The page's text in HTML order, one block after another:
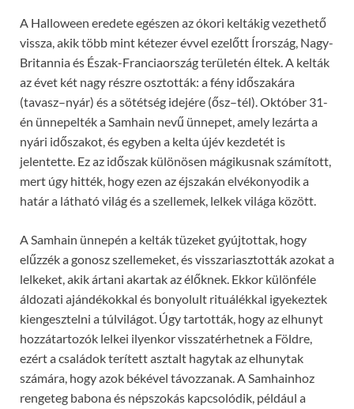
A Halloween eredete egészen az ókori keltákig vezethető
vissza, akik több mint kétezer évvel ezelőtt Írország, Nagy-
Britannia és Észak-Franciaország területén éltek. A kelták
az évet két nagy részre osztották: a fény időszakára
(tavasz–nyár) és a sötétség idejére (ősz–tél). Október 31-
én ünnepelték a Samhain nevű ünnepet, amely lezárta a
nyári időszakot, és egyben a kelta újév kezdetét is
jelentette. Ez az időszak különösen mágikusnak számított,
mert úgy hitték, hogy ezen az éjszakán elvékonyodik a
határ a látható világ és a szellemek, lelkek világa között.
A Samhain ünnepén a kelták tüzeket gyújtottak, hogy
elűzzék a gonosz szellemeket, és visszariasztották azokat a
lelkeket, akik ártani akartak az élőknek. Ekkor különféle
áldozati ajándékokkal és bonyolult rituálékkal igyekeztek
kiengesztelni a túlvilágot. Úgy tartották, hogy az elhunyt
hozzátartozók lelkei ilyenkor visszatérhetnek a Földre,
ezért a családok terített asztalt hagytak az elhunytak
számára, hogy azok békével távozzanak. A Samhainhoz
rengeteg babona és népszokás kapcsolódik, például a